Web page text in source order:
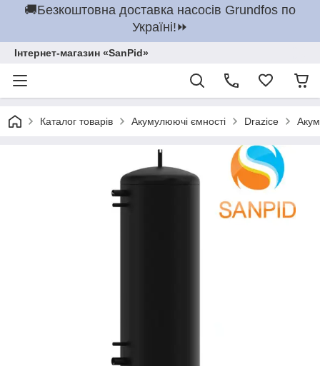
🚚Безкоштовна доставка насосів Grundfos по
Україні!⏩
Інтернет-магазин «SanPid»
Каталог товарів Акумулюючі ємності Drazice